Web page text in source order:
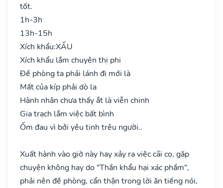
tốt.
1h-3h
13h-15h
Xích khẩu:XẤU
Xích khẩu lắm chuyên thị phi
Đề phòng ta phải lánh đi mới là
Mất của kíp phải dò la
Hành nhân chưa thấy ắt là viễn chinh
Gia trạch lắm việc bất bình
Ốm đau vì bởi yêu tinh trêu người..
Xuất hành vào giờ này hay xảy ra việc cãi cọ, gặp
chuyện không hay do "Thần khẩu hại xác phầm",
phải nên đề phòng, cẩn thận trong lời ăn tiếng nói,